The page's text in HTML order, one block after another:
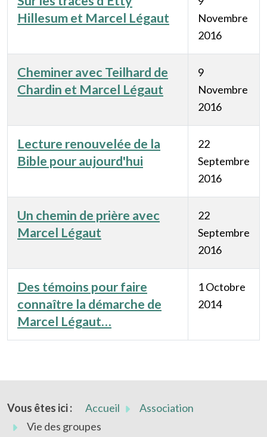
Hillesum et Marcel Légaut
Novembre
2016
Cheminer avec Teilhard de
Chardin et Marcel Légaut
9
Novembre
2016
Lecture renouvelée de la
Bible pour aujourd'hui
22
Septembre
2016
Un chemin de prière avec
Marcel Légaut
22
Septembre
2016
Des témoins pour faire
connaître la démarche de
Marcel Légaut…
1 Octobre
2014
Vous êtes ici : Accueil
Association
Vie des groupes